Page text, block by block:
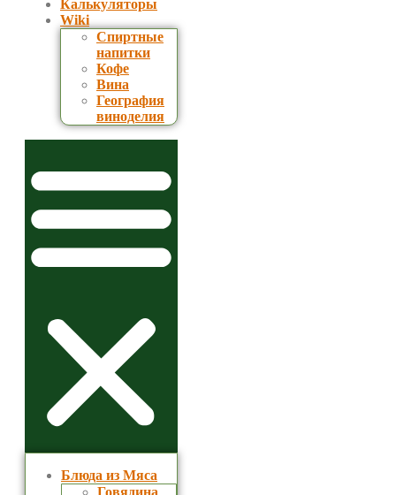
Калькуляторы
Wiki
Спиртные
напитки
Кофе
Вина
География
виноделия
Блюда из Мяса
Говядина